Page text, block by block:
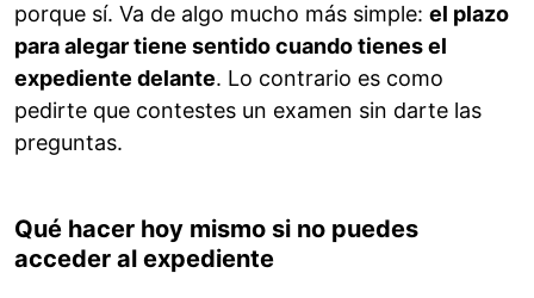
porque sí. Va de algo mucho más simple: el plazo
para alegar tiene sentido cuando tienes el
expediente delante. Lo contrario es como
pedirte que contestes un examen sin darte las
preguntas.
Qué hacer hoy mismo si no puedes
acceder al expediente